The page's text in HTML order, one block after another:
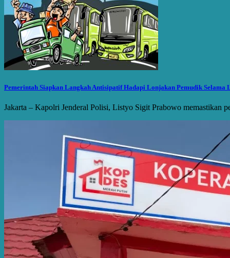
Pemerintah Siapkan Langkah Antisipatif Hadapi Lonjakan Pemudik Selama
Jakarta – Kapolri Jenderal Polisi, Listyo Sigit Prabowo memastikan